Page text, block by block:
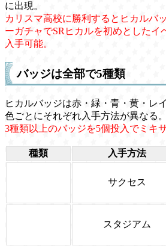
に出現。
カリスマ高校に勝利するとヒカルバ
ーガチャでSRヒカルを初めとしたイ
入手可能。
バッジは全部で5種類
ヒカルバッジは赤・緑・青・黄・レ
色ごとにそれぞれ入手方法が異なる。
3種類以上のバッジを5個投入でミキ
種類 入手方法
サクセス
スタジアム